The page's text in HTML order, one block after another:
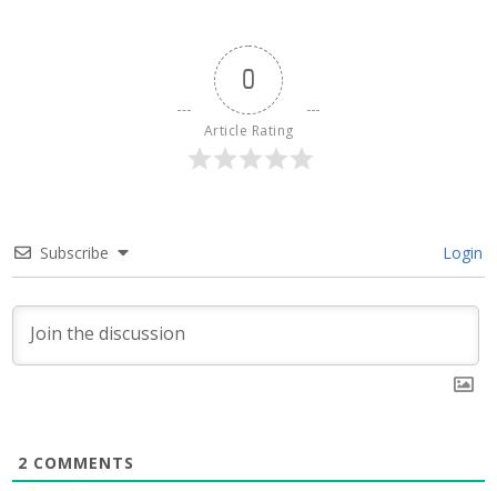
0
Article Rating
Subscribe Login
2 COMMENTS